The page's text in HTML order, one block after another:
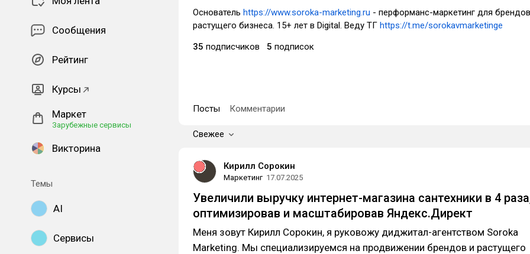
Сообщения
Рейтинг
Курсы
Маркет
Зарубежные сервисы
Викторина
Темы
AI
Сервисы
Основатель https://www.soroka-marketing.ru - перформанс-маркетинг для
растущего бизнеса. 15+ лет в Digital. Веду ТГ https://t.me/sorokavmarketinge
35 подписчиков 5 подписок
Посты Комментарии
Свежее
Кирилл Сорокин
Маркетинг 17.07.2025
Увеличили выручку интернет-магазина сантехники в 4
оптимизировав и масштабировав Яндекс.Директ
Меня зовут Кирилл Сорокин, я руковожу диджитал-агентством Soroka
Marketing. Мы специализируемся на продвижении брендов и растущего